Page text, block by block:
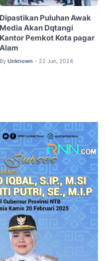
Dipastikan Puluhan Awak
Media Akan Dqtangi
Kantor Pemkot Kota pagar
Alam
By Unknown • 22 Jun, 2024